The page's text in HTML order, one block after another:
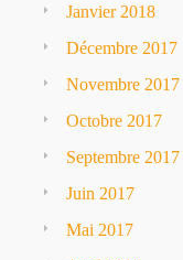
Janvier 2018
Décembre 2017
Novembre 2017
Octobre 2017
Septembre 2017
Juin 2017
Mai 2017